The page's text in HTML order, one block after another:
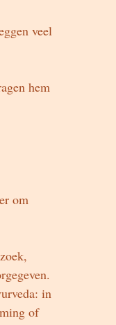
veel
hem
om
in
of